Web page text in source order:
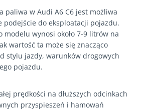
paliwa w Audi A6 C6 jest możliwa
podejście do eksploatacji pojazdu.
modelu wynosi około 7-9 litrów na
wartość ta może się znacząco
stylu jazdy, warunków drogowych
pojazdu.
prędkości na dłuższych odcinkach
przyspieszeń i hamowań